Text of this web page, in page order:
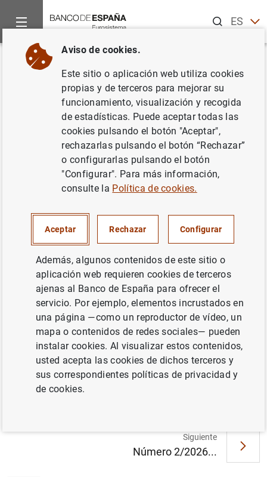
ESEN
Inicio Publicaciones
Volver
Número 3/2026
Serie: Boletín Económico del BCE.
Documento completo
Número 3/2026 (2MB)
Siguiente
Número 2/2026...
Aviso de cookies.
Este sitio o aplicación web utiliza cookies
propias y de terceros para mejorar su
funcionamiento, visualización y recogida
de estadísticas. Puede aceptar todas las
cookies pulsando el botón "Aceptar",
rechazarlas pulsando el botón “Rechazar”
o configurarlas pulsando el botón
"Configurar". Para más información,
consulte la Política de cookies.
Aceptar Rechazar Configurar
Además, algunos contenidos de este sitio o
aplicación web requieren cookies de terceros
ajenas al Banco de España para ofrecer el
servicio. Por ejemplo, elementos incrustados en
una página —como un reproductor de vídeo, un
mapa o contenidos de redes sociales— pueden
instalar cookies. Al visualizar estos contenidos,
usted acepta las cookies de dichos terceros y
sus correspondientes políticas de privacidad y
de cookies.